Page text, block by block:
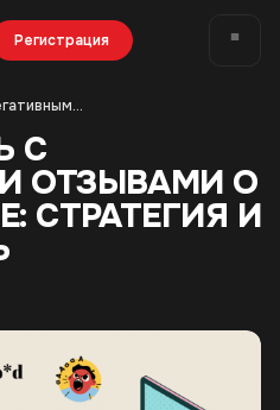
Регистрация
Как работать с негативными отзывами о своей работе: стратегия и уверенность
С
ОТЗЫВАМИ О
СТРАТЕГИЯ И